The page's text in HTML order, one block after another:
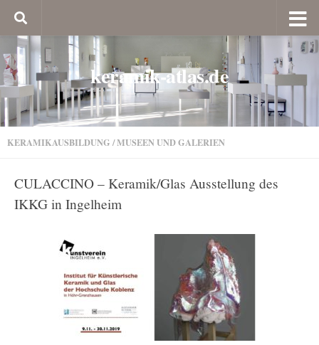
keramik-atlas.de
KERAMIKAUSBILDUNG /MUSEEN UND GALERIEN
CULACCINO – Keramik/Glas Ausstellung des
IKKG in Ingelheim